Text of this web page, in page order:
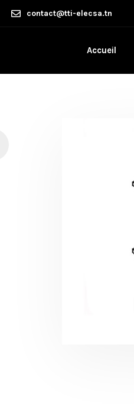
contact@tti-elecsa.tn
Accueil